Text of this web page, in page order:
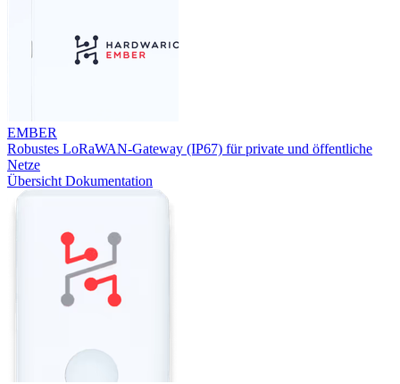
EMBER
Robustes LoRaWAN-Gateway (IP67) für private und öffentliche
Netze
Übersicht Dokumentation